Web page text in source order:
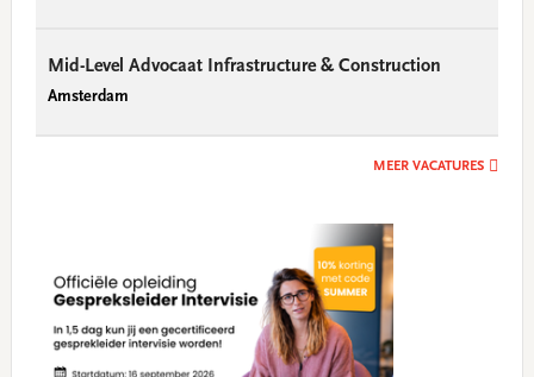
Mid-Level Advocaat Infrastructure & Construction
Amsterdam
MEER VACATURES